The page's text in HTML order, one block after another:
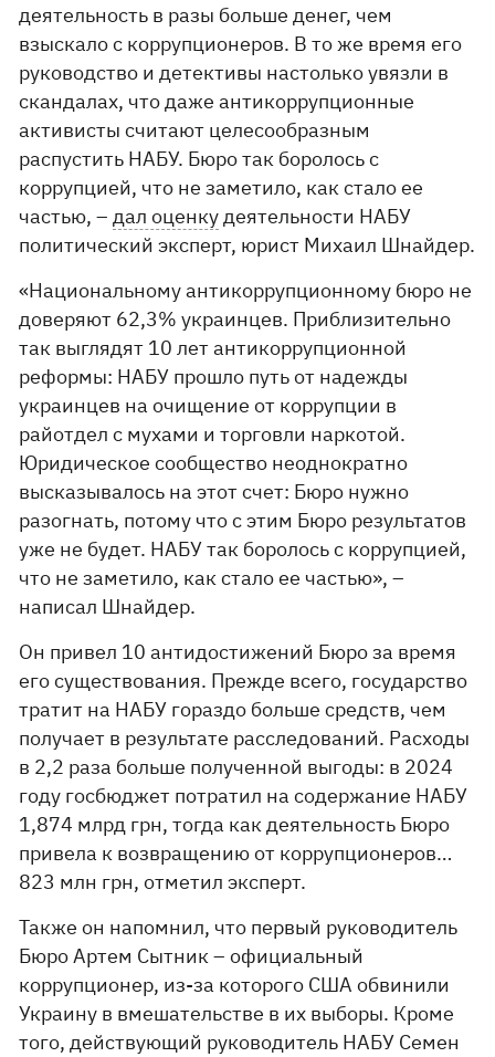
деятельность в разы больше денег, чем
взыскало с коррупционеров. В то же время его
руководство и детективы настолько увязли в
скандалах, что даже антикоррупционные
активисты считают целесообразным
распустить НАБУ. Бюро так боролось с
коррупцией, что не заметило, как стало ее
частью, –дал оценкудеятельности НАБУ
политический эксперт, юрист Михаил Шнайдер.
«Национальному антикоррупционному бюро не
доверяют 62,3% украинцев. Приблизительно
так выглядят 10 лет антикоррупционной
реформы: НАБУ прошло путь от надежды
украинцев на очищение от коррупции в
райотдел с мухами и торговли наркотой.
Юридическое сообщество неоднократно
высказывалось на этот счет: Бюро нужно
разогнать, потому что с этим Бюро результатов
уже не будет. НАБУ так боролось с коррупцией,
что не заметило, как стало ее частью», –
написал Шнайдер.
Он привел 10 антидостижений Бюро за время
его существования. Прежде всего, государство
тратит на НАБУ гораздо больше средств, чем
получает в результате расследований. Расходы
в 2,2 раза больше полученной выгоды: в 2024
году госбюджет потратил на содержание НАБУ
1,874 млрд грн, тогда как деятельность Бюро
привела к возвращению от коррупционеров…
823 млн грн, отметил эксперт.
Также он напомнил, что первый руководитель
Бюро Артем Сытник – официальный
коррупционер, из-за которого США обвинили
Украину в вмешательстве в их выборы. Кроме
того, действующий руководитель НАБУ Семен